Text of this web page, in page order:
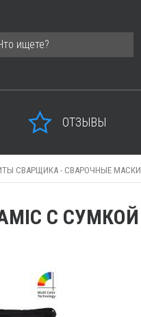
ОТЗЫВЫ
СВАРЩИКА - СВАРОЧНЫЕ МАСКИ
С СУМКОЙ